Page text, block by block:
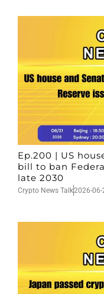
Ep.200 | US
bill to ban
late 2030
Crypto News Talk2026-06-